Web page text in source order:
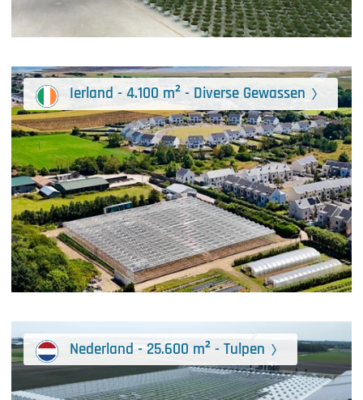
Ierland - 4.100 m² - Diverse Gewassen
Nederland - 25.600 m² - Tulpen